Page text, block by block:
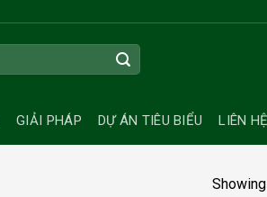
GIẢI PHÁP DỰ ÁN TIÊU BIỂU LIÊN HỆ